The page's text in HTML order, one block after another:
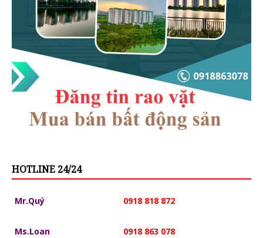
HOTLINE 24/24
Mr.Quý 0918 818 872
Ms.Loan 0918 863 078